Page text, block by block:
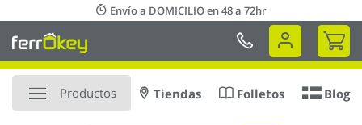
al
contenido
Envío a DOMICILIO en 48 a 72hr
Mi
Productos Tiendas Folletos Blog